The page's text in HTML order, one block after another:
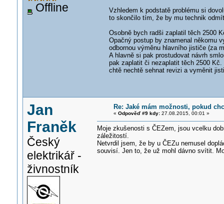
Offline
Vzhledem k podstatě problému si
to skončilo tím, že by mu technik
Osobně bych radši zaplatil těch 2500
Opačný postup by znamenal někomu
odbornou výměnu hlavního jističe (za
A hlavně si pak prostudovat návrh
pak zaplatit či nezaplatit těch 2500
chtě nechtě sehnat revizi a vyměnit
Jan
Franěk
Český
elektrikář -
živnostník
Re: Jaké mám možnosti, pokud
« Odpověď #9 kdy:27.08.2015, 00:01 »
Moje zkušenosti s ČEZem, jsou vcelku
záležitostí.
Netvrdil jsem, že by u ČEZu nemusel
souvisí. Jen to, že už mohl dávno svítit.